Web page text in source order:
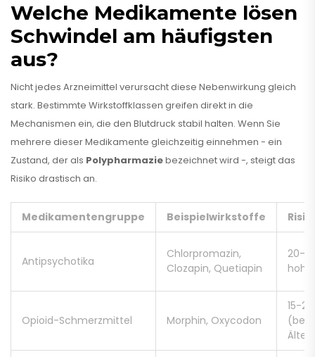
Welche Medikamente lösen
Schwindel am häufigsten
aus?
Nicht jedes Arzneimittel verursacht diese Nebenwirkung gleich
stark. Bestimmte Wirkstoffklassen greifen direkt in die
Mechanismen ein, die den Blutdruck stabil halten. Wenn Sie
mehrere dieser Medikamente gleichzeitig einnehmen - ein
Zustand, der als Polypharmaziebezeichnet wird -, steigt das
Risiko drastisch an.
Medikamentengruppe Beispielwirkstoffe
Antipsychotika
Chlorpromazin,
Clozapin, Quetiapin
20-
Opioid-Schmerzmittel Morphin, Oxycodon
15-25